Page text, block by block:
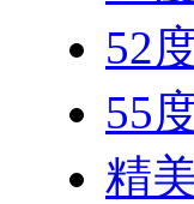
52
55
精